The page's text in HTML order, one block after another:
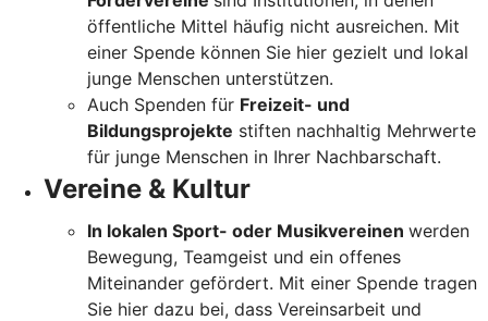
öffentliche Mittel häufig nicht ausreichen. Mit
einer Spende können Sie hier gezielt und lokal
junge Menschen unterstützen.
Auch Spenden für Freizeit- und
Bildungsprojekte stiften nachhaltig Mehrwerte
für junge Menschen in Ihrer Nachbarschaft.
Vereine & Kultur
In lokalen Sport- oder Musikvereinen werden
Bewegung, Teamgeist und ein offenes
Miteinander gefördert. Mit einer Spende tragen
Sie hier dazu bei, dass Vereinsarbeit und